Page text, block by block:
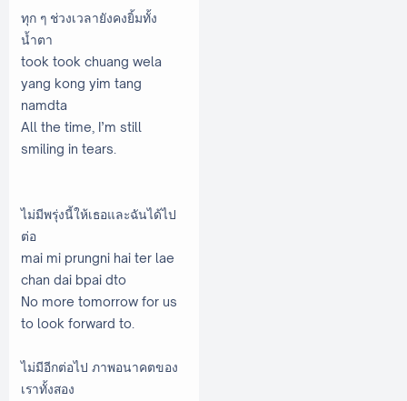
ทุก ๆ ช่วงเวลายังคงยิ้มทั้ง
น้ำตา
took took chuang wela
yang kong yim tang
namdta
All the time, I’m still
smiling in tears.
ไม่มีพรุ่งนี้ให้เธอและฉันได้ไป
ต่อ
mai mi prungni hai ter lae
chan dai bpai dto
No more tomorrow for us
to look forward to.
ไม่มีอีกต่อไป ภาพอนาคตของ
เราทั้งสอง